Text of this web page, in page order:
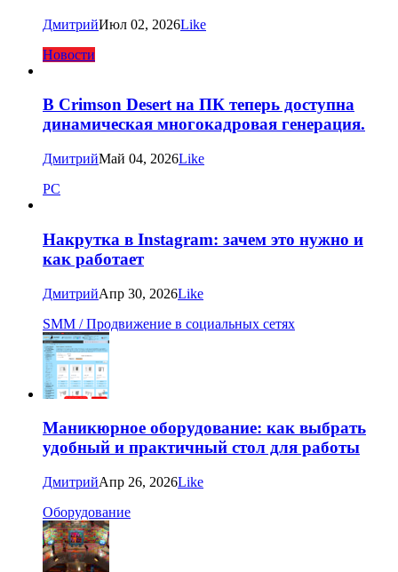
ДмитрийИюл 02, 2026Like
Новости
В Crimson Desert на ПК теперь доступна
динамическая многокадровая генерация.
ДмитрийМай 04, 2026Like
PC
Накрутка в Instagram: зачем это нужно и
как работает
ДмитрийАпр 30, 2026Like
SMM / Продвижение в социальных сетях
Маникюрное оборудование: как выбрать
удобный и практичный стол для работы
ДмитрийАпр 26, 2026Like
Оборудование